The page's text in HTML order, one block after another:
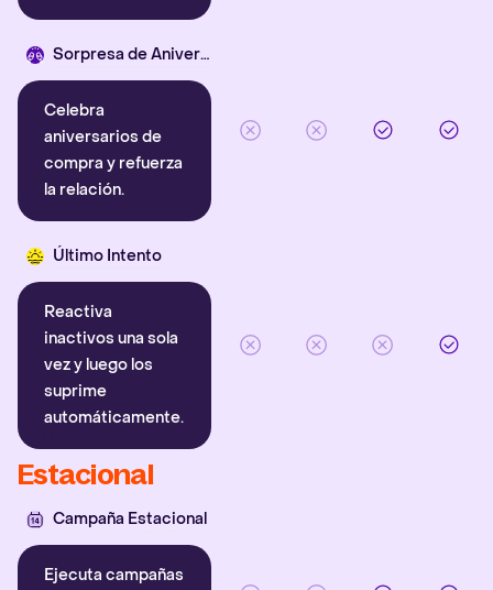
Sorpresa de Aniversario
Celebra
aniversarios de
compra y refuerza
la relación.
Último Intento
Reactiva
inactivos una sola
vez y luego los
suprime
automáticamente.
Estacional
Campaña Estacional
Ejecuta campañas